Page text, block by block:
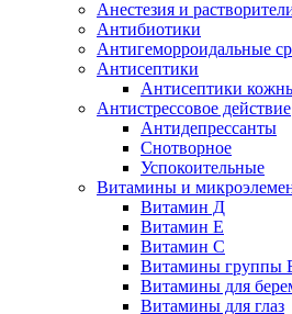
Анестезия и
Антибиотики
Антигеморроидальные
Антисептики
Антисептики
Антистрессовое действие
Антидепрессанты
Снотворное
Успокоительные
Витамины и
Витамин Д
Витамин Е
Витамин С
Витамины группы
Витамины для
Витамины для глаз